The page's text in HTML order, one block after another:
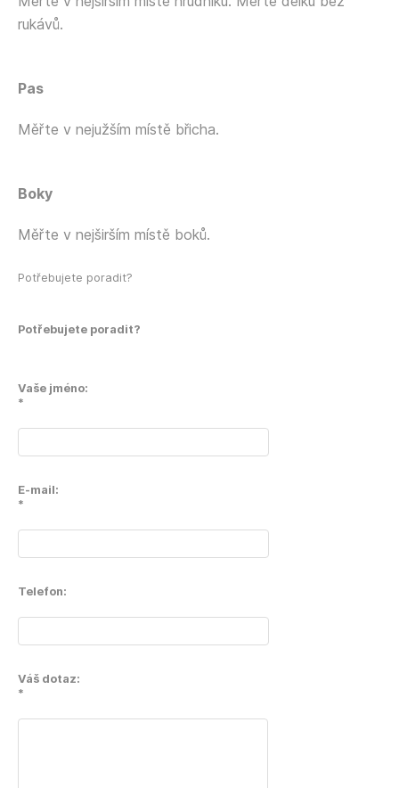
rukávů.
Pas
Měřte v nejužším místě břicha.
Boky
Měřte v nejširším místě boků.
Potřebujete poradit?
Potřebujete poradit?
Vaše jméno:
*
E-mail:
*
Telefon:
Váš dotaz:
*